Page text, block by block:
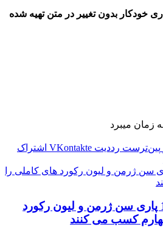
خودکار بدون تغییر در متن تهیه شده
‫پین‌ترست ‫رددیت ‫VKontakte اشتراک
از قهرمانان لیگ 1 پاری سن ژرمن و لیون رکورد های کاملی را
دفاع از قهرمانان لیگ 1 پاری سن ژرمن و لیون رکورد
کسب می کنند